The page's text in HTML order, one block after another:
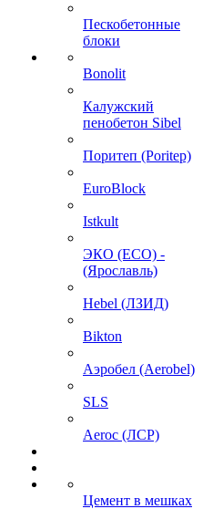
Пескобетонные
блоки
Bonolit
Калужский
пенобетон Sibel
Поритеп (Poritep)
EuroBlock
Istkult
ЭКО (ECO) -
(Ярославль)
Hebel (ЛЗИД)
Bikton
Аэробел (Aerobel)
SLS
Aeroc (ЛСР)
Цемент в мешках